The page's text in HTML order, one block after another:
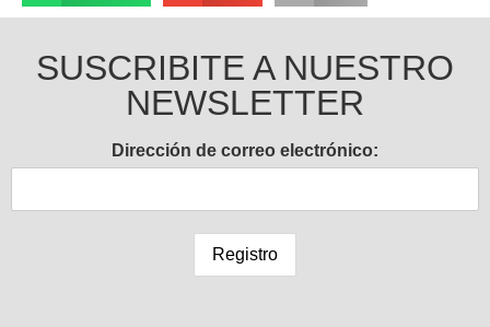
SUSCRIBITE A NUESTRO
NEWSLETTER
Dirección de correo electrónico: